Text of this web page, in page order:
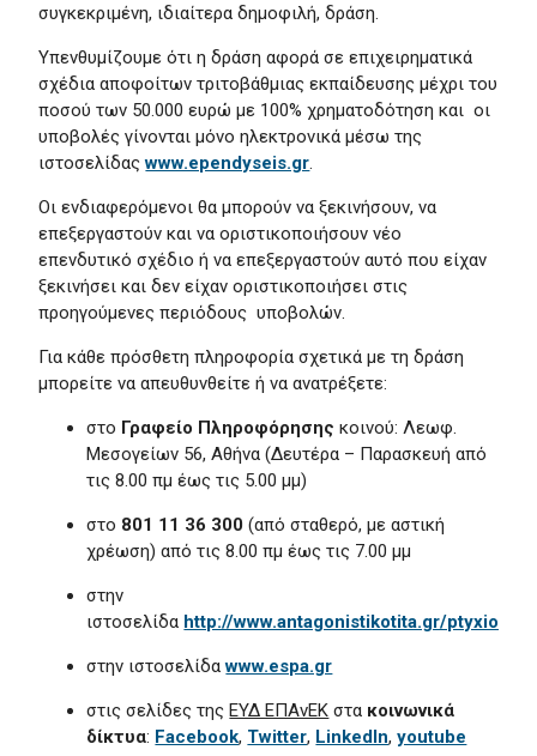
συγκεκριμένη, ιδιαίτερα δημοφιλή, δράση.
Υπενθυμίζουμε ότιη δράση αφορά σε επιχειρηματικά
σχέδια αποφοίτων τριτοβάθμιας εκπαίδευσης μέχρι του
ποσού των 50.000 ευρώ με 100% χρηματοδότηση και οι
υποβολές γίνονταιμόνο ηλεκτρονικά μέσω της
ιστοσελίδαςwww.ependyseis.gr.
Οι ενδιαφερόμενοι θα μπορούν να ξεκινήσουν, να
επεξεργαστούν και να οριστικοποιήσουν νέο
επενδυτικό σχέδιο ή να επεξεργαστούν αυτό που είχαν
ξεκινήσει και δεν είχαν οριστικοποιήσει στις
προηγούμενες περιόδους υποβολών.
Για κάθε πρόσθετη πληροφορία σχετικά με τη δράση
μπορείτε να απευθυνθείτε ή να ανατρέξετε:
στο Γραφείο Πληροφόρησης κοινού: Λεωφ.
Μεσογείων 56, Αθήνα (Δευτέρα – Παρασκευή από
τις 8.00 πµ έως τις 5.00 µµ)
στο 801 11 36 300 (από σταθερό, με αστική
χρέωση) από τις 8.00 πµ έως τις 7.00 µµ
στην
ιστοσελίδα http://www.antagonistikotita.gr/ptyxioyxoi
στην ιστοσελίδαwww.espa.gr
στις σελίδες της ΕΥΔ ΕΠΑνΕΚ στα κοινωνικά
δίκτυα: Facebook, Twitter, LinkedΙn, youtube